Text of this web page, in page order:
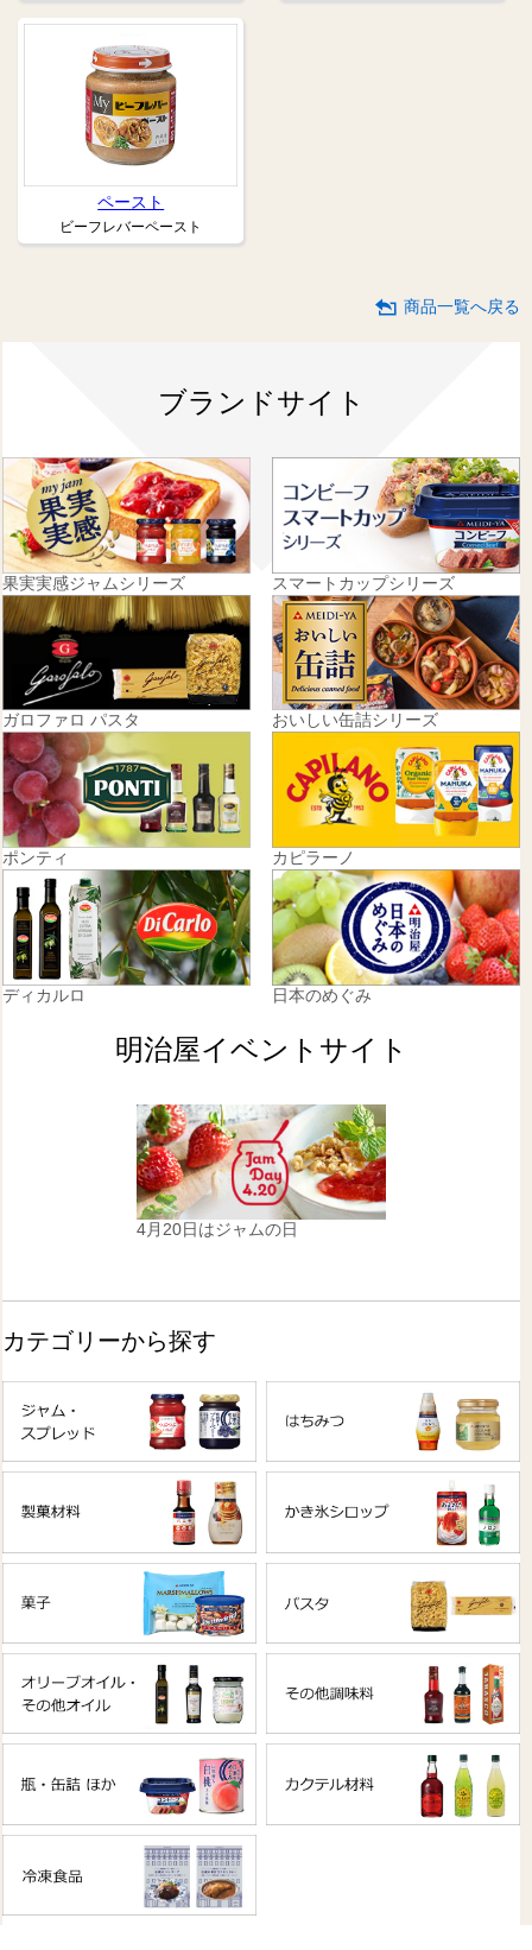
ペースト
ビーフレバーペースト
商品一覧へ戻る
ブランドサイト
果実実感ジャムシリーズ スマートカップシリーズ
ガロファロ パスタ おいしい缶詰シリーズ
ポンティ カピラーノ
ディカルロ 日本のめぐみ
明治屋イベントサイト
4月20日はジャムの日
カテゴリーから探す